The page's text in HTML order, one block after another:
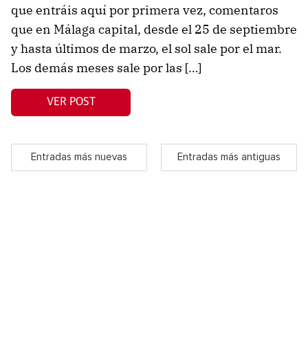
que entráis aquí por primera vez, comentaros
que en Málaga capital, desde el 25 de septiembre
y hasta últimos de marzo, el sol sale por el mar.
Los demás meses sale por las […]
VER POST
Entradas más nuevas Entradas más antiguas